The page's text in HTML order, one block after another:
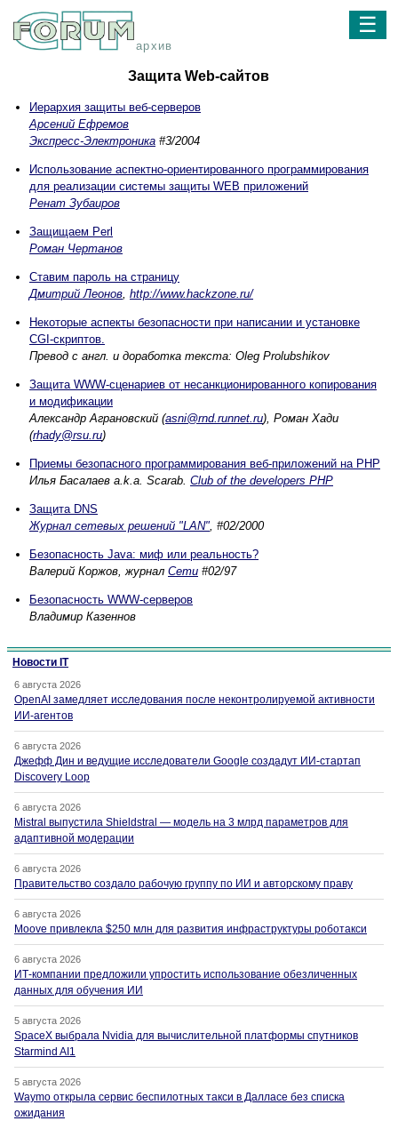
архив
☰
Защита Web-сайтов
Иерархия защиты веб-серверов
Арсений Ефремов
Экспресс-Электроника #3/2004
Использование аспектно-ориентированного программирования
для реализации системы защиты WEB приложений
Ренат Зубаиров
Защищаем Perl
Роман Чертанов
Ставим пароль на страницу
Дмитрий Леонов, http://www.hackzone.ru/
Некоторые аспекты безопасности при написании и установке
CGI-скриптов.
Превод с англ. и доработка текста: Oleg Prolubshikov
Защита WWW-сценариев от несанкционированного копирования
и модификации
Александр Аграновский (asni@rnd.runnet.ru), Роман Хади
(rhady@rsu.ru)
Приемы безопасного программирования веб-приложений на PHP
Илья Басалаев a.k.a. Scarab. Club of the developers PHP
Защита DNS
Журнал сетевых решений "LAN", #02/2000
Безопасность Java: миф или реальность?
Валерий Коржов, журнал Сети #02/97
Безопасность WWW-сеpвеpов
Владимир Казеннов
Новости IT
6 августа 2026
OpenAI замедляет исследования после неконтролируемой активности
ИИ-агентов
6 августа 2026
Джефф Дин и ведущие исследователи Google создадут ИИ-стартап
Discovery Loop
6 августа 2026
Mistral выпустила Shieldstral — модель на 3 млрд параметров для
адаптивной модерации
6 августа 2026
Правительство создало рабочую группу по ИИ и авторскому праву
6 августа 2026
Moove привлекла $250 млн для развития инфраструктуры роботакси
6 августа 2026
ИТ-компании предложили упростить использование обезличенных
данных для обучения ИИ
5 августа 2026
SpaceX выбрала Nvidia для вычислительной платформы спутников
Starmind AI1
5 августа 2026
Waymo открыла сервис беспилотных такси в Далласе без списка
ожидания